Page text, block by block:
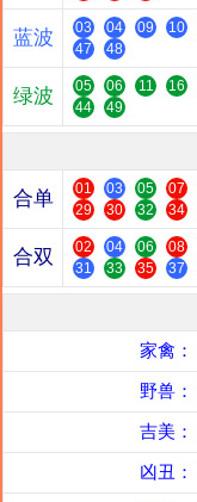
蓝波 03 04 09 10
47
48
绿波 05 06 11 16
44
49
合单 01 03 05 07
29
30 32 34
合双 02 04 06 08
31
33 35 37
家禽：
野兽：
吉美：
凶丑：